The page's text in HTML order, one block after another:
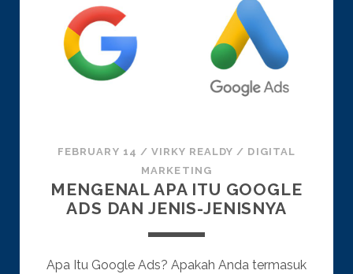
FEBRUARY 14 / VIRKY REALDY / DIGITAL
MARKETING
MENGENAL APA ITU GOOGLE
ADS DAN JENIS-JENISNYA
Apa Itu Google Ads? Apakah Anda termasuk